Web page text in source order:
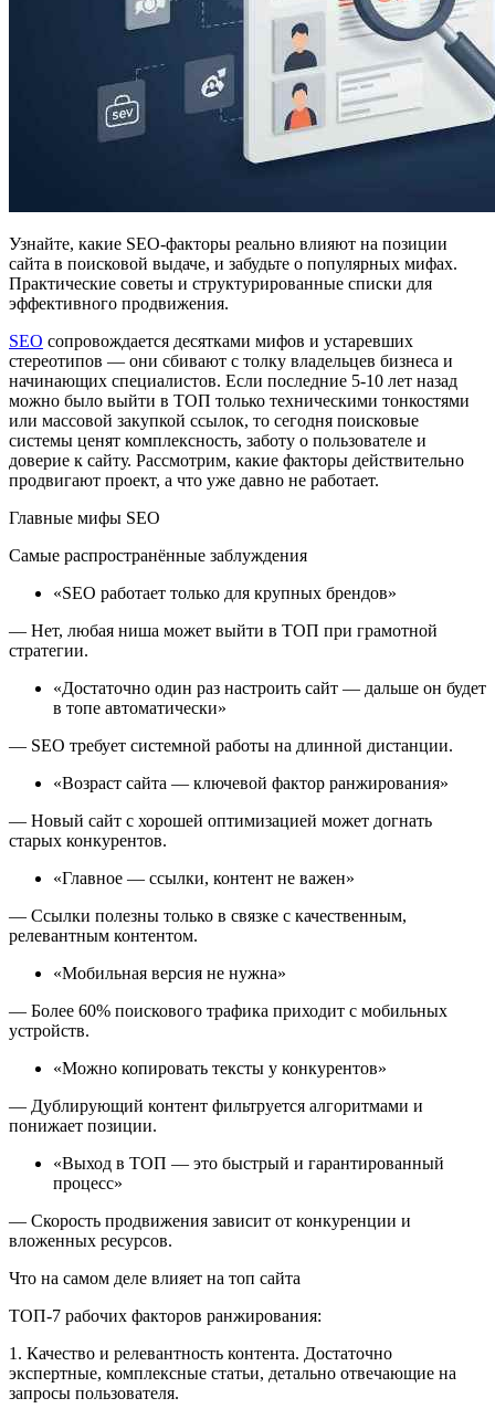
Узнайте, какие SEO-факторы реально влияют на позиции
сайта в поисковой выдаче, и забудьте о популярных мифах.
Практические советы и структурированные списки для
эффективного продвижения.
SEO сопровождается десятками мифов и устаревших
стереотипов — они сбивают с толку владельцев бизнеса и
начинающих специалистов. Если последние 5-10 лет назад
можно было выйти в ТОП только техническими тонкостями
или массовой закупкой ссылок, то сегодня поисковые
системы ценят комплексность, заботу о пользователе и
доверие к сайту. Рассмотрим, какие факторы действительно
продвигают проект, а что уже давно не работает.
Главные мифы SEO
Самые распространённые заблуждения
«SEO работает только для крупных брендов»
— Нет, любая ниша может выйти в ТОП при грамотной
стратегии.
«Достаточно один раз настроить сайт — дальше он будет
в топе автоматически»
— SEO требует системной работы на длинной дистанции.
«Возраст сайта — ключевой фактор ранжирования»
— Новый сайт с хорошей оптимизацией может догнать
старых конкурентов.
«Главное — ссылки, контент не важен»
— Ссылки полезны только в связке с качественным,
релевантным контентом.
«Мобильная версия не нужна»
— Более 60% поискового трафика приходит с мобильных
устройств.
«Можно копировать тексты у конкурентов»
— Дублирующий контент фильтруется алгоритмами и
понижает позиции.
«Выход в ТОП — это быстрый и гарантированный
процесс»
— Скорость продвижения зависит от конкуренции и
вложенных ресурсов.
Что на самом деле влияет на топ сайта
ТОП-7 рабочих факторов ранжирования:
1. Качество и релевантность контента. Достаточно
экспертные, комплексные статьи, детально отвечающие на
запросы пользователя.